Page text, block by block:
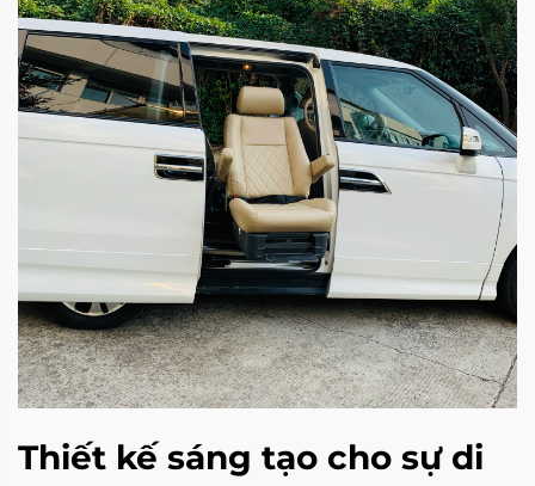
Thiết kế sáng tạo cho sự di